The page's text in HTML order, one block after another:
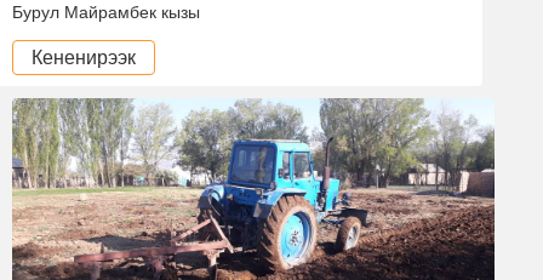
Бурул Майрамбек кызы
Кененирээк